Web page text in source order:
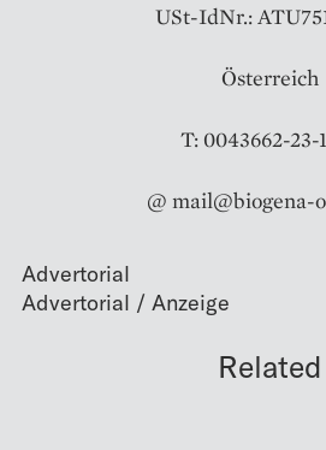
USt-IdNr.:
Österreich
T: 0043662-23-
@ mail@biogena-
Advertorial
Related